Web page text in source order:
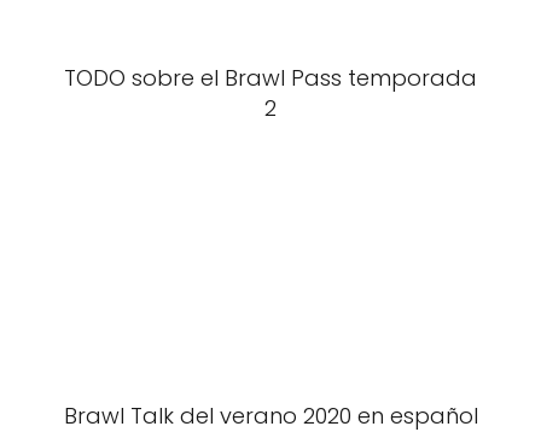
TODO sobre el Brawl Pass temporada
2
Brawl Talk del verano 2020 en español